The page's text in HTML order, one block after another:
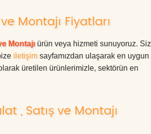
Montajı Fiyatları
Montajıürün veya hizmeti sunuyoruz. Siz
iletişim sayfamızdan ulaşarak en uygun
üretilen ürünlerimizle, sektörün en
, Satış ve Montajı